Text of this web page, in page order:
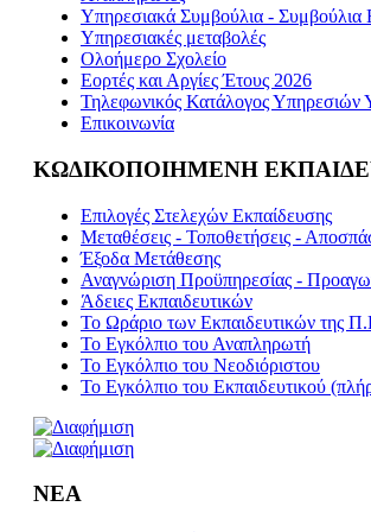
Υπηρεσιακά Συμβούλια - Συμβούλια
Υπηρεσιακές μεταβολές
Ολοήμερο Σχολείο
Εορτές και Αργίες Έτους 2026
Τηλεφωνικός Κατάλογος
Επικοινωνία
ΚΩΔΙΚΟΠΟΙΗΜΕΝΗ
Επιλογές Στελεχών Εκπαίδευσης
Μεταθέσεις - Τοποθετήσεις -
Έξοδα Μετάθεσης
Αναγνώριση Προϋπηρεσίας -
Άδειες Εκπαιδευτικών
Το Ωράριο των Εκπαιδευτικών της
Το Εγκόλπιο του Αναπληρωτή
Το Εγκόλπιο του Νεοδιόριστου
Το Εγκόλπιο του Εκπαιδευτικού
ΝΕΑ